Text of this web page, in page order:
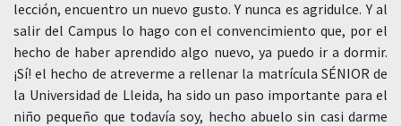
lección, encuentro un nuevo gusto. Y nunca es agridulce. Y al
salir del Campus lo hago con el convencimiento que, por el
hecho de haber aprendido algo nuevo, ya puedo ir a dormir.
¡Sí! el hecho de atreverme a rellenar la matrícula SÉNIOR de
la Universidad de Lleida, ha sido un paso importante para el
niño pequeño que todavía soy, hecho abuelo sin casi darme